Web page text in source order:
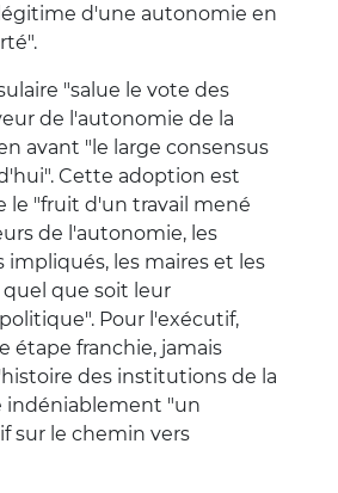
d'une autonomie en
"salue le vote des
de l'autonomie de la
avant "le large consensus
Cette adoption est
le "fruit d'un travail mené
de l'autonomie, les
impliqués, les maires et les
que soit leur
Pour l'exécutif,
étape franchie, jamais
des institutions de la
indéniablement "un
sur le chemin vers